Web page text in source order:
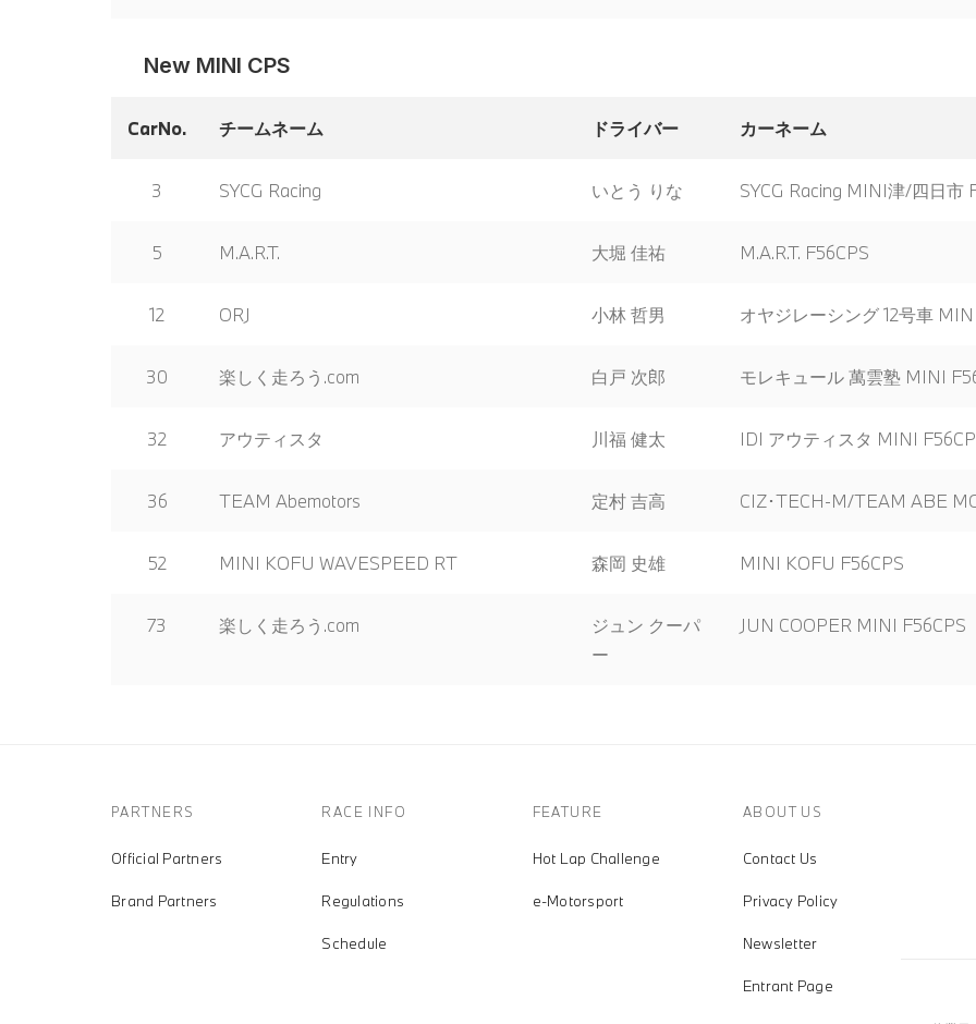
New MINI CPS
CarNo. チームネーム ドライバー カーネーム
3 SYCG Racing いとう りな SYCG Racing MINI津/四日市
5 M.A.R.T. 大堀 佳祐 M.A.R.T. F56CPS
12 ORJ 小林 哲男 オヤジレーシング 12号車
30 楽しく走ろう.com 白戸 次郎 モレキュール 萬雲塾 MINI
32 アウティスタ 川福 健太 IDI アウティスタ MINI
36 TEAM Abemotors 定村 吉高 CIZ･TECH-M/TEAM ABE
52 MINI KOFU WAVESPEED RT 森岡 史雄 MINI KOFU F56CPS
73 楽しく走ろう.com
ジュン クーパ
ー
JUN COOPER MINI F56CPS
PARTNERS
Official Partners
Brand Partners
RACE INFO
Entry
Regulations
Schedule
FEATURE
Hot Lap Challenge
e-Motorsport
ABOUT US
Contact Us
Privacy Policy
Newsletter
Entrant Page